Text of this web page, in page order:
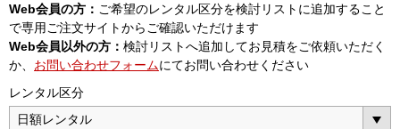
Web会員の方： ご希望のレンタル区分を検討リストに追加すること
で専用ご注文サイトからご確認いただけます
Web会員以外の方： 検討リストへ追加してお見積をご依頼いただく
か、 お問い合わせフォームにてお問い合わせください
レンタル区分